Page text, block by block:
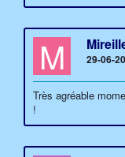
M 29-06-
Très agréable
!